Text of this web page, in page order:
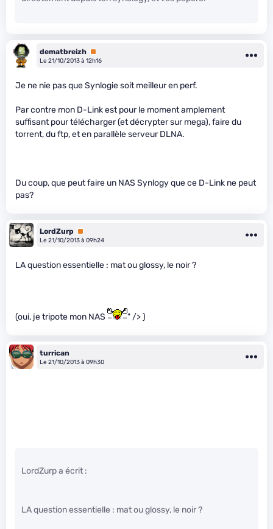
dematbreizh Premium
Le 21/10/2013 à 12h16
Je ne nie pas que Synlogie soit meilleur en perf.
Par contre mon D-Link est pour le moment amplement
suffisant pour télécharger (et décrypter sur mega), faire du
torrent, du ftp, et en parallèle serveur DLNA.
Du coup, que peut faire un NAS Synlogy que ce D-Link ne peut
pas?
LordZurp
Premium
Le 21/10/2013 à 09h24
LA question essentielle : mat ou glossy, le noir ?
(oui, je tripote mon NAS " /> )
turrican
Le 21/10/2013 à 09h30
LordZurp a écrit :
LA question essentielle : mat ou glossy, le noir ?